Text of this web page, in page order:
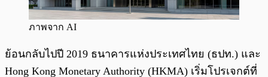
ภาพจาก AI
ย้อนกลับไปปี 2019 ธนาคารแห่งประเทศไทย (ธปท.) และ
Hong Kong Monetary Authority (HKMA) เริ่มโปรเจกต์ที่